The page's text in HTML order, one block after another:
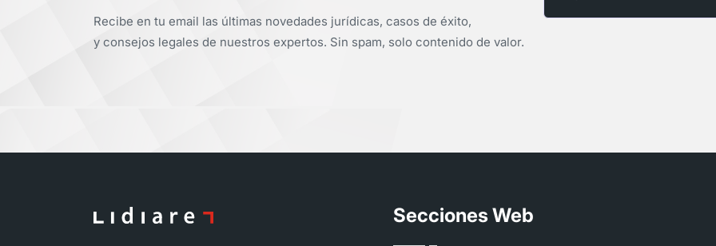
Recibe en tu email las últimas novedades jurídicas, casos de éxito,
y consejos legales de nuestros expertos. Sin spam, solo contenido de valor.
Secciones Web